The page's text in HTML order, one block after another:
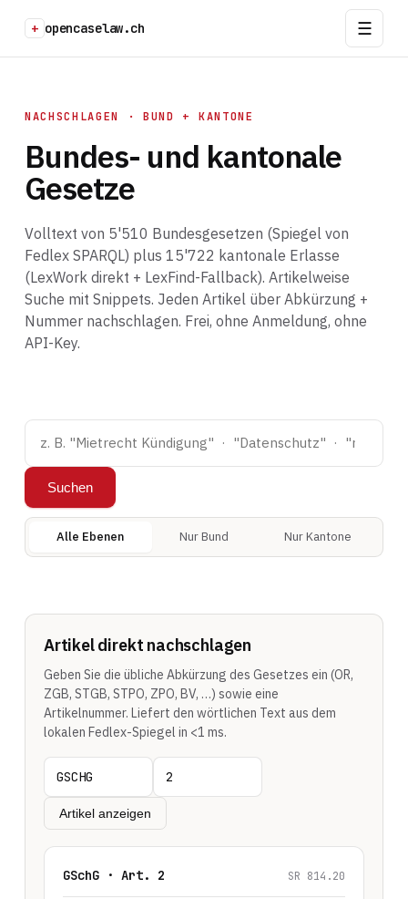
+ opencaselaw.ch
NACHSCHLAGEN · BUND + KANTONE
Bundes- und kantonale
Gesetze
Volltext von 5'510 Bundesgesetzen (Spiegel von
Fedlex SPARQL) plus 15'722 kantonale Erlasse
(LexWork direkt + LexFind-Fallback). Artikelweise
Suche mit Snippets. Jeden Artikel über Abkürzung +
Nummer nachschlagen. Frei, ohne Anmeldung, ohne
API-Key.
Suchen
Alle Ebenen Nur Bund Nur Kantone
Artikel direkt nachschlagen
Geben Sie die übliche Abkürzung des Gesetzes ein (OR,
ZGB, STGB, STPO, ZPO, BV, …) sowie eine
Artikelnummer. Liefert den wörtlichen Text aus dem
lokalen Fedlex-Spiegel in <1 ms.
Artikel anzeigen
GSchG · Art. 2 SR 814.20